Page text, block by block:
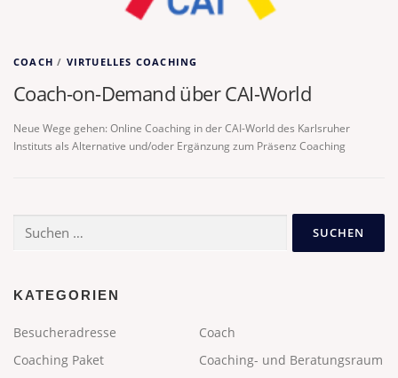
COACH / VIRTUELLES COACHING
Coach-on-Demand über CAI-World
Neue Wege gehen: Online Coaching in der CAI-World des Karlsruher
Instituts als Alternative und/oder Ergänzung zum Präsenz Coaching
nach:
KATEGORIEN
Besucheradresse
Coach
Coaching Paket
Coaching- und Beratungsraum